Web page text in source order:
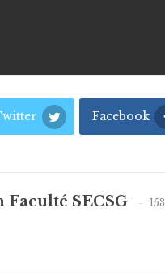
Facebook
SECSG 153 المشاركات